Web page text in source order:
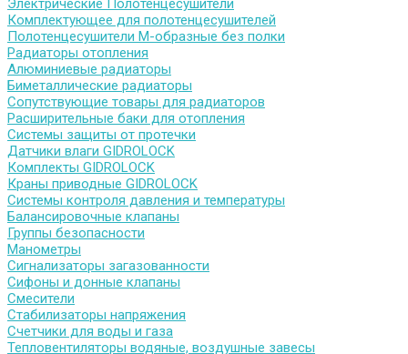
Электрические Полотенцесушители
Комплектующее для полотенцесушителей
Полотенцесушители М-образные без полки
Радиаторы отопления
Алюминиевые радиаторы
Биметаллические радиаторы
Сопутствующие товары для радиаторов
Расширительные баки для отопления
Системы защиты от протечки
Датчики влаги GIDROLOCK
Комплекты GIDROLOCK
Краны приводные GIDROLOCK
Системы контроля давления и температуры
Балансировочные клапаны
Группы безопасности
Манометры
Сигнализаторы загазованности
Сифоны и донные клапаны
Смесители
Стабилизаторы напряжения
Счетчики для воды и газа
Тепловентиляторы водяные, воздушные завесы